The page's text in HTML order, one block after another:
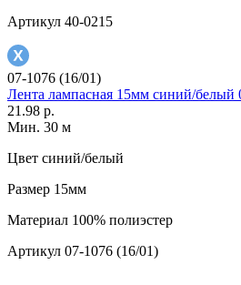
Артикул 40-0215
07-1076 (16/01)
Лента лампасная 15мм синий/белый
21.98 р.
Мин. 30 м
Цвет синий/белый
Размер 15мм
Материал 100% полиэстер
Артикул 07-1076 (16/01)